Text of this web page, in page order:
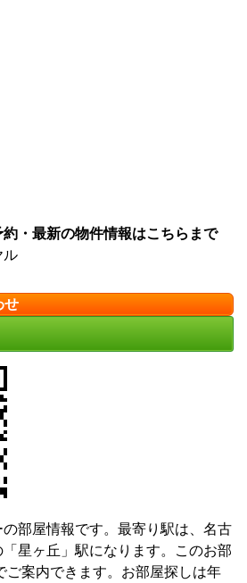
・最新の物件情報はこちらまで
ル
せ
部屋情報です。最寄り駅は、名古
星ヶ丘」駅になります。このお部
ご案内できます。お部屋探しは年